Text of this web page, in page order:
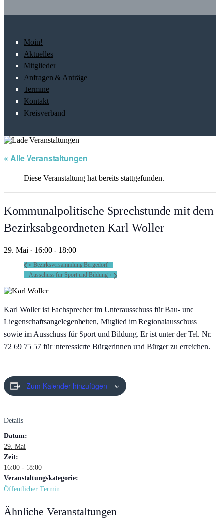
Moin!
Aktuelles
Mitglieder
Anfragen & Anträge
Termine
Kontakt
Kreisverband
« Alle Veranstaltungen
Diese Veranstaltung hat bereits stattgefunden.
Kommunalpolitische Sprechstunde mit dem
Bezirksabgeordneten Karl Woller
29. Mai · 16:00 - 18:00
« Bezirksversammlung Bergedorf
Ausschuss für Sport und Bildung »
Karl Woller ist Fachsprecher im Unterausschuss für Bau- und
Liegenschaftsangelegenheiten, Mitglied im Regionalausschuss
sowie im Ausschuss für Sport und Bildung. Er ist unter der Tel. Nr.
72 69 75 57 für interessierte Bürgerinnen und Bürger zu erreichen.
Zum Kalender hinzufügen
Details
Datum:
29. Mai
Zeit:
16:00 - 18:00
Veranstaltungskategorie:
Öffentlicher Termin
Ähnliche Veranstaltungen